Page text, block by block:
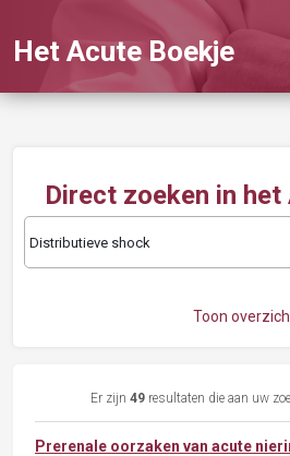
Het Acute Boekje
Direct zoeken in het
Toon
Er zijn 49resultaten die aan uw
Prerenale oorzaken van acute